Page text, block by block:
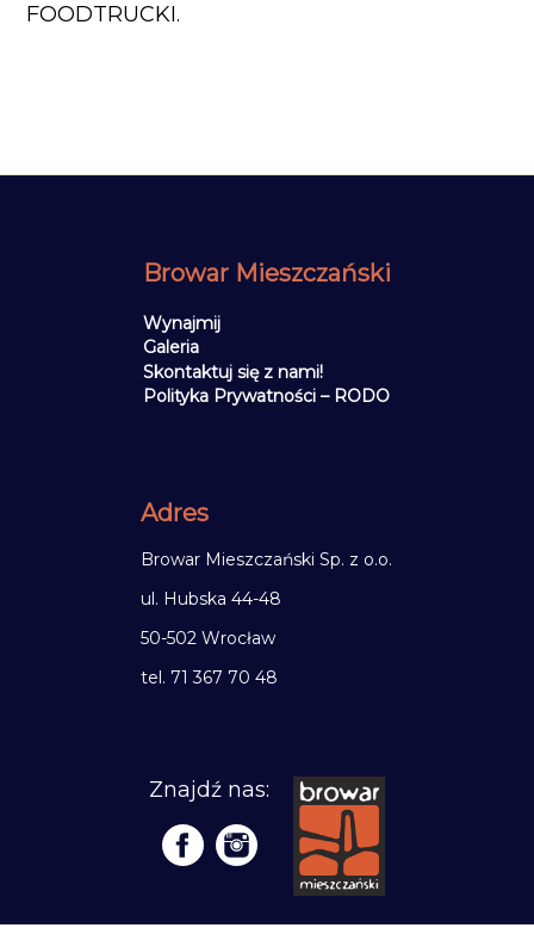
FOODTRUCKI.
Browar Mieszczański
Wynajmij
Galeria
Skontaktuj się z nami!
Polityka Prywatności – RODO
Adres
Browar Mieszczański Sp. z o.o.
ul. Hubska 44-48
50-502 Wrocław
tel. 71 367 70 48
Znajdź nas: